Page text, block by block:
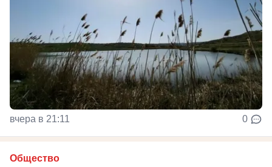
вчера в 21:11 0
Общество